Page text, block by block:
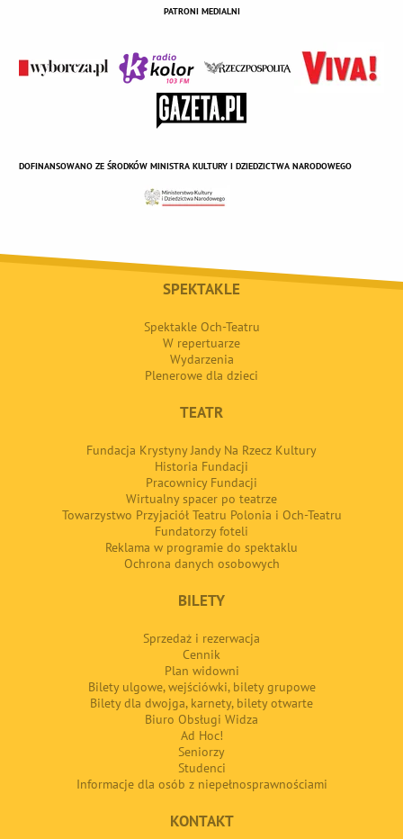
PATRONI MEDIALNI
DOFINANSOWANO ZE ŚRODKÓW MINISTRA KULTURY I DZIEDZICTWA NARODOWEGO
SPEKTAKLE
Spektakle Och-Teatru
W repertuarze
Wydarzenia
Plenerowe dla dzieci
TEATR
Fundacja Krystyny Jandy Na Rzecz Kultury
Historia Fundacji
Pracownicy Fundacji
Wirtualny spacer po teatrze
Towarzystwo Przyjaciół Teatru Polonia i Och-Teatru
Fundatorzy foteli
Reklama w programie do spektaklu
Ochrona danych osobowych
BILETY
Sprzedaż i rezerwacja
Cennik
Plan widowni
Bilety ulgowe, wejściówki, bilety grupowe
Bilety dla dwojga, karnety, bilety otwarte
Biuro Obsługi Widza
Ad Hoc!
Seniorzy
Studenci
Informacje dla osób z niepełnosprawnościami
KONTAKT